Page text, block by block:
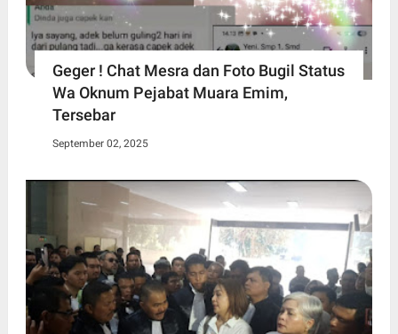
Geger ! Chat Mesra dan Foto Bugil Status
Wa Oknum Pejabat Muara Emim,
Tersebar
September 02, 2025